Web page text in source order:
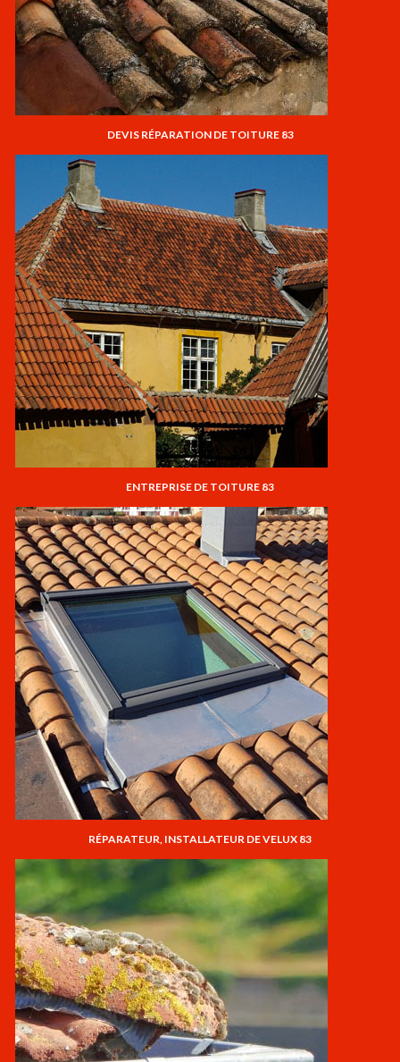
DEVIS RÉPARATION DE TOITURE 83
ENTREPRISE DE TOITURE 83
RÉPARATEUR, INSTALLATEUR DE VELUX 83